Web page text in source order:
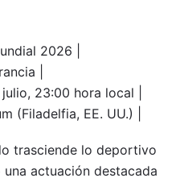
2026 |
|
23:00 hora local |
(Filadelfia, EE. UU.) |
trasciende lo deportivo
actuación destacada